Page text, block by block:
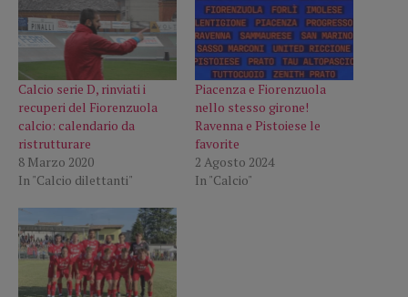
Calcio serie D, rinviati i
recuperi del Fiorenzuola
calcio: calendario da
ristrutturare
8 Marzo 2020
In "Calcio dilettanti"
Piacenza e Fiorenzuola
nello stesso girone!
Ravenna e Pistoiese le
favorite
2 Agosto 2024
In "Calcio"